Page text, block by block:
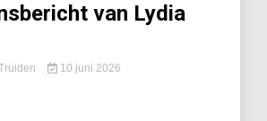
van Lydia
10 juni 2026